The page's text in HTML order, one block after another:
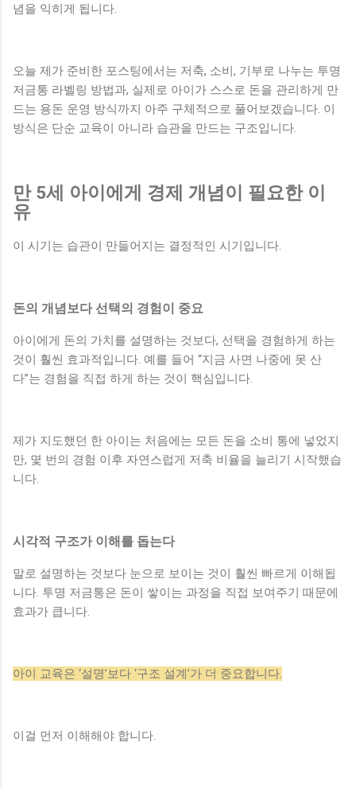
념을 익히게 됩니다.
오늘 제가 준비한 포스팅에서는 저축, 소비, 기부로 나누는 투명
저금통 라벨링 방법과, 실제로 아이가 스스로 돈을 관리하게 만
드는 용돈 운영 방식까지 아주 구체적으로 풀어보겠습니다. 이
방식은 단순 교육이 아니라 습관을 만드는 구조입니다.
만 5세 아이에게 경제 개념이 필요한 이
유
이 시기는 습관이 만들어지는 결정적인 시기입니다.
돈의 개념보다 선택의 경험이 중요
아이에게 돈의 가치를 설명하는 것보다, 선택을 경험하게 하는
것이 훨씬 효과적입니다. 예를 들어 “지금 사면 나중에 못 산
다”는 경험을 직접 하게 하는 것이 핵심입니다.
제가 지도했던 한 아이는 처음에는 모든 돈을 소비 통에 넣었지
만, 몇 번의 경험 이후 자연스럽게 저축 비율을 늘리기 시작했습
니다.
시각적 구조가 이해를 돕는다
말로 설명하는 것보다 눈으로 보이는 것이 훨씬 빠르게 이해됩
니다. 투명 저금통은 돈이 쌓이는 과정을 직접 보여주기 때문에
효과가 큽니다.
아이 교육은 ‘설명’보다 ‘구조 설계’가 더 중요합니다.
이걸 먼저 이해해야 합니다.